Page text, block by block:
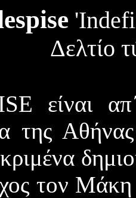
Δελτίο
είναι
της
τον